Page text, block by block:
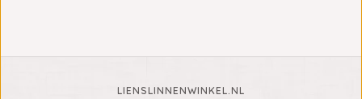
LIENSLINNENWINKEL.NL